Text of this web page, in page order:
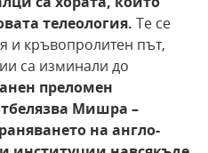
телеология. Те се
и кръвопролитен път,
са изминали до
преломен
Мишра –
на англо-